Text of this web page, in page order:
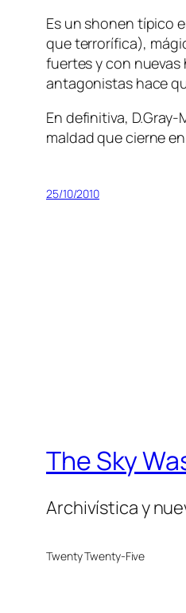
Es un sho­nen tí­pi­co
que te­rro­rí­fi­ca),
fuer­tes y con nue­vas
an­ta­go­nis­tas ha­ce
En de­fi­ni­ti­va,
mal­dad que cier­ne
25/10/2010
The Sky
Archivística y
Twenty Twenty-Five